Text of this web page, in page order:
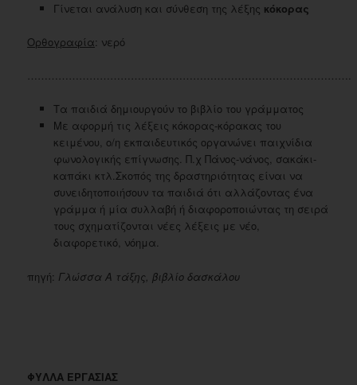
Γίνεται ανάλυση και σύνθεση της λέξης κόκορας
Ορθογραφία: νερό
………………………………………………………………………………….
Τα παιδιά δημιουργούν το βιβλίο του γράμματος
Με αφορμή τις λέξεις κόκορας-κόρακας του
κειμένου, ο/η εκπαιδευτικός οργανώνει παιχνίδια
φωνολογικής επίγνωσης. Π.χ Πάνος-νάνος, σακάκι-
καπάκι κτλ.Σκοπός της δραστηριότητας είναι να
συνειδητοποιήσουν τα παιδιά ότι αλλάζοντας ένα
γράμμα ή μία συλλαβή ή διαφοροποιώντας τη σειρά
τους σχηματίζονται νέες λέξεις με νέο,
διαφορετικό, νόημα.
πηγή: Γλώσσα Α τάξης, βιβλίο δασκάλου
ΦΥΛΛΑ ΕΡΓΑΣΙΑΣ